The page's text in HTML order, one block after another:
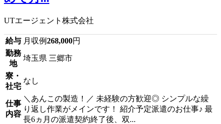
UTエージェント株式会社
給与 月収例268,000円
勤務
地
埼玉県 三郷市
寮・
社宅
なし
仕事
内容
＼あんこの製造！／ 未経験の方歓迎◎ シンプルな繰
り返し作業がメインです！ 紹介予定派遣のお仕事♪ 最
長6ヵ月の派遣契約終了後、双...